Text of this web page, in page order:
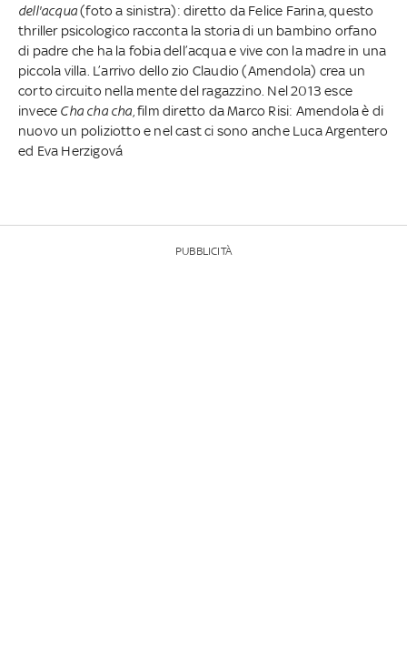
dell'acqua(foto a sinistra): diretto da Felice Farina, questo
thriller psicologico racconta la storia di un bambino orfano
di padre che ha la fobia dell’acqua e vive con la madre in una
piccola villa. L’arrivo dello zio Claudio (Amendola) crea un
corto circuito nella mente del ragazzino. Nel 2013 esce
invece Cha cha cha , film diretto da Marco Risi: Amendola è di
nuovo un poliziotto e nel cast ci sono anche Luca Argentero
ed Eva Herzigová
PUBBLICITÀ